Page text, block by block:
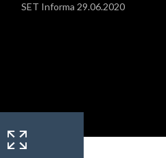
SET Informa 29.06.2020